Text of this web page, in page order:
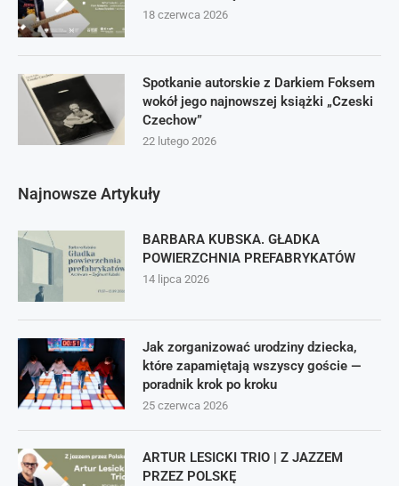
18 czerwca 2026
Spotkanie autorskie z Darkiem Foksem
wokół jego najnowszej książki „Czeski
Czechow”
22 lutego 2026
Najnowsze Artykuły
BARBARA KUBSKA. GŁADKA
POWIERZCHNIA PREFABRYKATÓW
14 lipca 2026
Jak zorganizować urodziny dziecka,
które zapamiętają wszyscy goście —
poradnik krok po kroku
25 czerwca 2026
ARTUR LESICKI TRIO | Z JAZZEM
PRZEZ POLSKĘ